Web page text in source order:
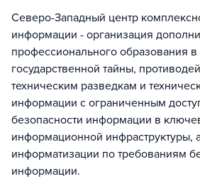
Северо-Западный центр
информации - организация
профессионального образования
государственной тайны,
техническим разведкам и
информации с ограниченным
безопасности информации в
информационной инфраструктуры,
информатизации по требованиям
информации.